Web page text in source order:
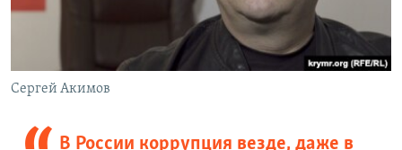
Сергей Акимов
В России коррупция везде, даже в